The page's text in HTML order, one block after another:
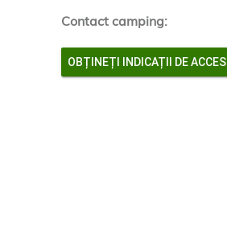
Contact camping:
OBȚINEȚI INDICAȚII DE ACCES